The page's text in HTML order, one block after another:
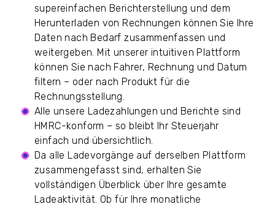
supereinfachen Berichterstellung und dem
Herunterladen von Rechnungen können Sie Ihre
Daten nach Bedarf zusammenfassen und
weitergeben. Mit unserer intuitiven Plattform
können Sie nach Fahrer, Rechnung und Datum
filtern – oder nach Produkt für die
Rechnungsstellung.
Alle unsere Ladezahlungen und Berichte sind
HMRC-konform – so bleibt Ihr Steuerjahr
einfach und übersichtlich.
Da alle Ladevorgänge auf derselben Plattform
zusammengefasst sind, erhalten Sie
vollständigen Überblick über Ihre gesamte
Ladeaktivität. Ob für Ihre monatliche